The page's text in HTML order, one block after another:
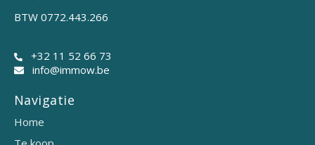
BTW 0772.443.266
+32 11 52 66 73
info@immow.be
Navigatie
Home